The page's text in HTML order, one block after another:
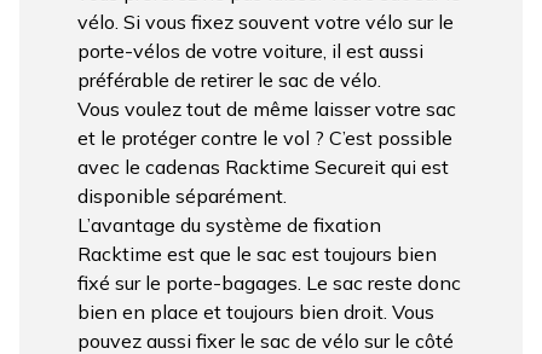
vélo. Si vous fixez souvent votre vélo sur le
porte-vélos de votre voiture, il est aussi
préférable de retirer le sac de vélo.
Vous voulez tout de même laisser votre sac
et le protéger contre le vol ? C’est possible
avec le cadenas Racktime Secureit qui est
disponible séparément.
L’avantage du système de fixation
Racktime est que le sac est toujours bien
fixé sur le porte-bagages. Le sac reste donc
bien en place et toujours bien droit. Vous
pouvez aussi fixer le sac de vélo sur le côté